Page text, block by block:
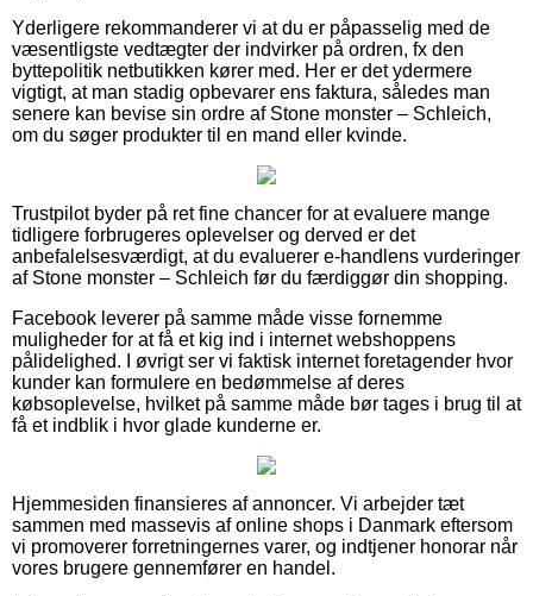
Yderligere rekommanderer vi at du er påpasselig med de
væsentligste vedtægter der indvirker på ordren, fx den
byttepolitik netbutikken kører med. Her er det ydermere
vigtigt, at man stadig opbevarer ens faktura, således man
senere kan bevise sin ordre af Stone monster – Schleich,
om du søger produkter til en mand eller kvinde.
Trustpilot byder på ret fine chancer for at evaluere mange
tidligere forbrugeres oplevelser og derved er det
anbefalelsesværdigt, at du evaluerer e-handlens vurderinger
af Stone monster – Schleich før du færdiggør din shopping.
Facebook leverer på samme måde visse fornemme
muligheder for at få et kig ind i internet webshoppens
pålidelighed. I øvrigt ser vi faktisk internet foretagender hvor
kunder kan formulere en bedømmelse af deres
købsoplevelse, hvilket på samme måde bør tages i brug til at
få et indblik i hvor glade kunderne er.
Hjemmesiden finansieres af annoncer. Vi arbejder tæt
sammen med massevis af online shops i Danmark eftersom
vi promoverer forretningernes varer, og indtjener honorar når
vores brugere gennemfører en handel.